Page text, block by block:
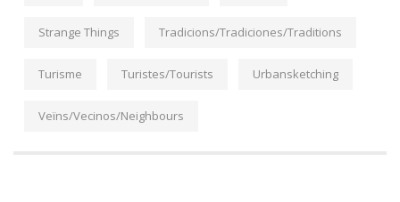
Strange Things Tradicions/Tradiciones/Traditions
Turisme Turistes/Tourists Urbansketching
Veïns/Vecinos/Neighbours